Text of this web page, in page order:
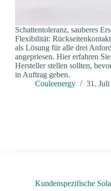
Schattentoleranz, sauberes
Flexibilität:
als Lösung für alle drei
angepriesen. Hier erfahren
Hersteller stellen sollten,
in Auftrag geben.
Couleenergy
31.
Kundenspezifische